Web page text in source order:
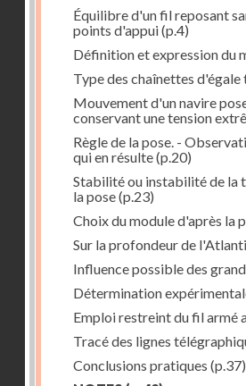
Équilibre d'un fil reposant
points d'appui(p.4)
Définition et expression du
Type des chaînettes
Mouvement d'un navire
conservant une tension
Règle de la pose. -
qui en résulte(p.20)
Stabilité ou instabilité de la
la pose(p.23)
Choix du module d'après la
Sur la profondeur de
Influence possible des
Détermination
Emploi restreint du fil armé
Tracé des lignes
Conclusions pratiques (p.37)